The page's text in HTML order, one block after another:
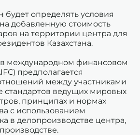
будет определять условия
добавленную стоимость
на территории центра для
Казахстана.
в международном финансовом
предполагается
между участниками
стандартов ведущих мировых
принципах и нормах
с использованием
в делопроизводстве центра,